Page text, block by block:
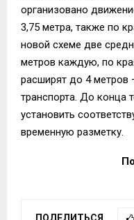
организовано
3,75 метра, также по
новой схеме две
метров каждую, по
расширят до 4 метров
транспорта. До конца
установить
временную разметку.